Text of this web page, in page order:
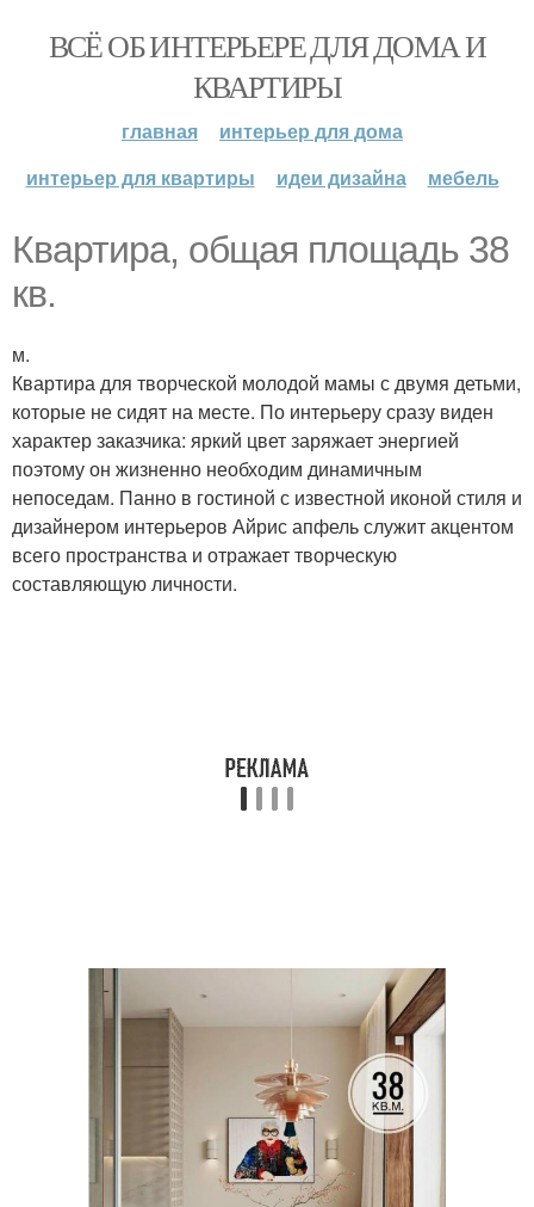
ВСЁ ОБ ИНТЕРЬЕРЕ ДЛЯ ДОМА И
КВАРТИРЫ
главная
интерьер для дома
интерьер для квартиры
идеи дизайна мебель
Квартира, общая площадь 38
кв.
м.
Квартира для творческой молодой мамы с двумя детьми,
которые не сидят на месте. По интерьеру сразу виден
характер заказчика: яркий цвет заряжает энергией
поэтому он жизненно необходим динамичным
непоседам. Панно в гостиной с известной иконой стиля и
дизайнером интерьеров Айрис апфель служит акцентом
всего пространства и отражает творческую
составляющую личности.